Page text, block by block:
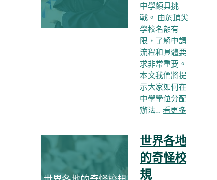
中學頗具挑
戰。 由於頂尖
學校名額有
限，了解申請
流程和具體要
求非常重要。
本文我們將提
示大家如何在
中學學位分配
辦法… 看更多
世界各地
的奇怪校
規